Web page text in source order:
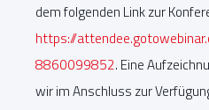
dem folgenden Link zur
https://
8860099852. Eine
wir im Anschluss zur